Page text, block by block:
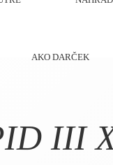
AKO DARČEK
III